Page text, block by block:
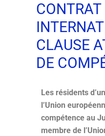
CONTRAT
CLAUSE
DE
Les résidents
l’Union
compétence au
membre de